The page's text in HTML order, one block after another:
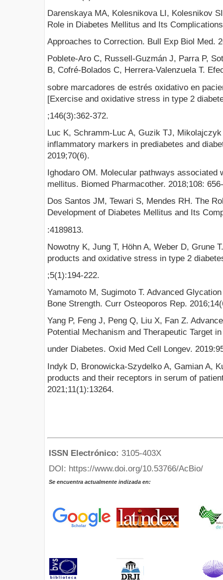
Darenskaya MA, Kolesnikova LI, Kolesnikov
Role in Diabetes Mellitus and Its
Approaches to Correction. Bull Exp Biol Med.
Poblete-Aro C, Russell-Guzmán J, Parra P,
B, Cofré-Bolados C, Herrera-Valenzuela T.
sobre marcadores de estrés oxidativo en
[Exercise and oxidative stress in type 2
;146(3):362-372.
Luc K, Schramm-Luc A, Guzik TJ,
inflammatory markers in prediabetes and
2019;70(6).
Ighodaro OM. Molecular pathways
mellitus. Biomed Pharmacother. 2018;108:
Dos Santos JM, Tewari S, Mendes RH. The
Development of Diabetes Mellitus and Its
:4189813.
Nowotny K, Jung T, Höhn A, Weber D, Grune
products and oxidative stress in type 2
;5(1):194-222.
Yamamoto M, Sugimoto T. Advanced
Bone Strength. Curr Osteoporos Rep.
Yang P, Feng J, Peng Q, Liu X, Fan Z.
Potential Mechanism and Therapeutic Target
under Diabetes. Oxid Med Cell Longev.
Indyk D, Bronowicka-Szydelko A, Gamian A,
products and their receptors in serum of
2021;11(1):13264.
ISSN Electrónico: 3105-403X
DOI: https://www.doi.org/10.53766/AcBio/
Se encuentra actualmente indizada en: